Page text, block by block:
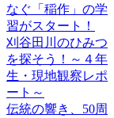
なぐ「稲作」の学
習がスタート！
刈谷田川のひみつ
を探そう！～４年
生・現地観察レポ
ート～
伝統の響き、50周